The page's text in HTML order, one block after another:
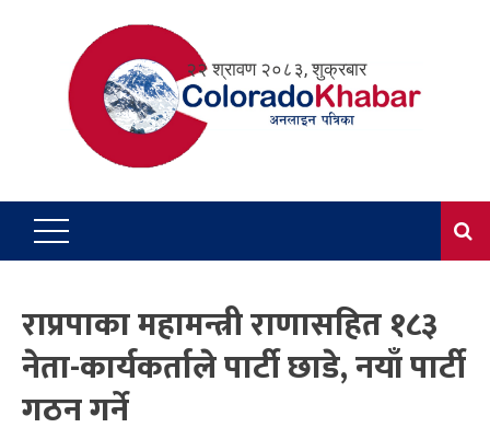
२२ श्रावण २०८३, शुक्रबार
राप्रपाका महामन्त्री राणासहित १८३
नेता-कार्यकर्ताले पार्टी छाडे, नयाँ पार्टी
गठन गर्ने